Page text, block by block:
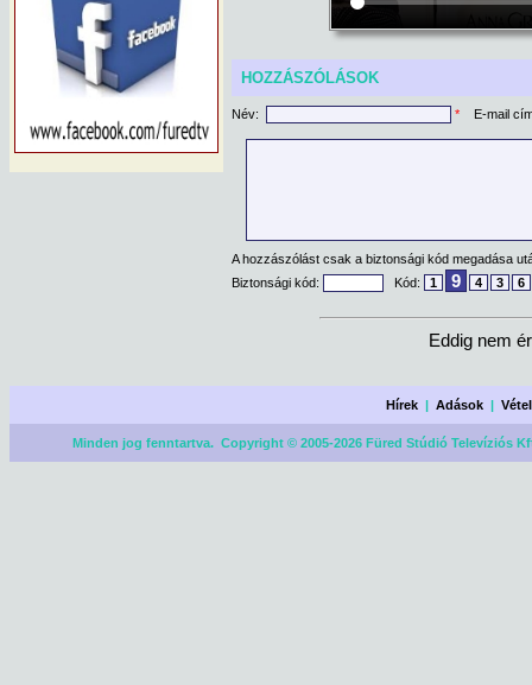
HOZZÁSZÓLÁSOK
Név: * E-mail
A hozzászólást csak a biztonsági kód megadása
Biztonsági kód:
Kód: 1 9 4 3 6
Eddig nem
Hírek |Adások |
Minden jog fenntartva. Copyright © 2005-2026 Füred Stúdió Televíziós